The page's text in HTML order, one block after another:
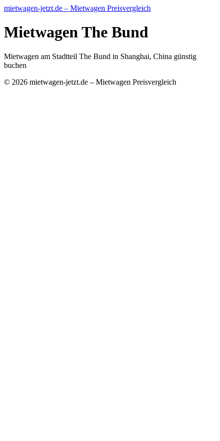
mietwagen-jetzt.de – Mietwagen Preisvergleich
Mietwagen The Bund
Mietwagen am Stadtteil The Bund in Shanghai, China günstig
buchen
© 2026 mietwagen-jetzt.de – Mietwagen Preisvergleich